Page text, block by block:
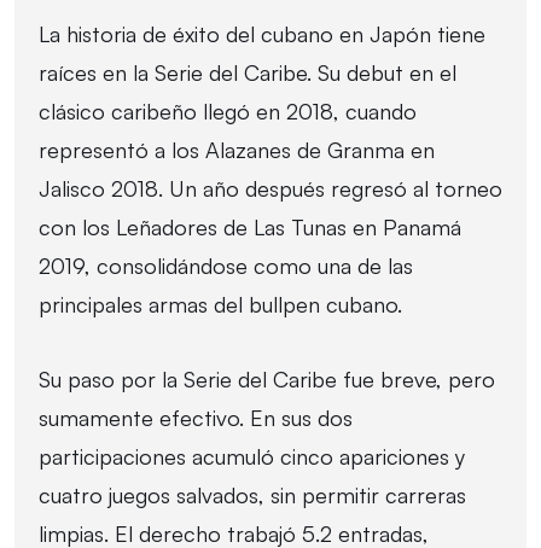
La historia de éxito del cubano en Japón tiene
raíces en la Serie del Caribe. Su debut en el
clásico caribeño llegó en 2018, cuando
representó a los Alazanes de Granma en
Jalisco 2018. Un año después regresó al torneo
con los Leñadores de Las Tunas en Panamá
2019, consolidándose como una de las
principales armas del bullpen cubano.
Su paso por la Serie del Caribe fue breve, pero
sumamente efectivo. En sus dos
participaciones acumuló cinco apariciones y
cuatro juegos salvados, sin permitir carreras
limpias. El derecho trabajó 5.2 entradas,